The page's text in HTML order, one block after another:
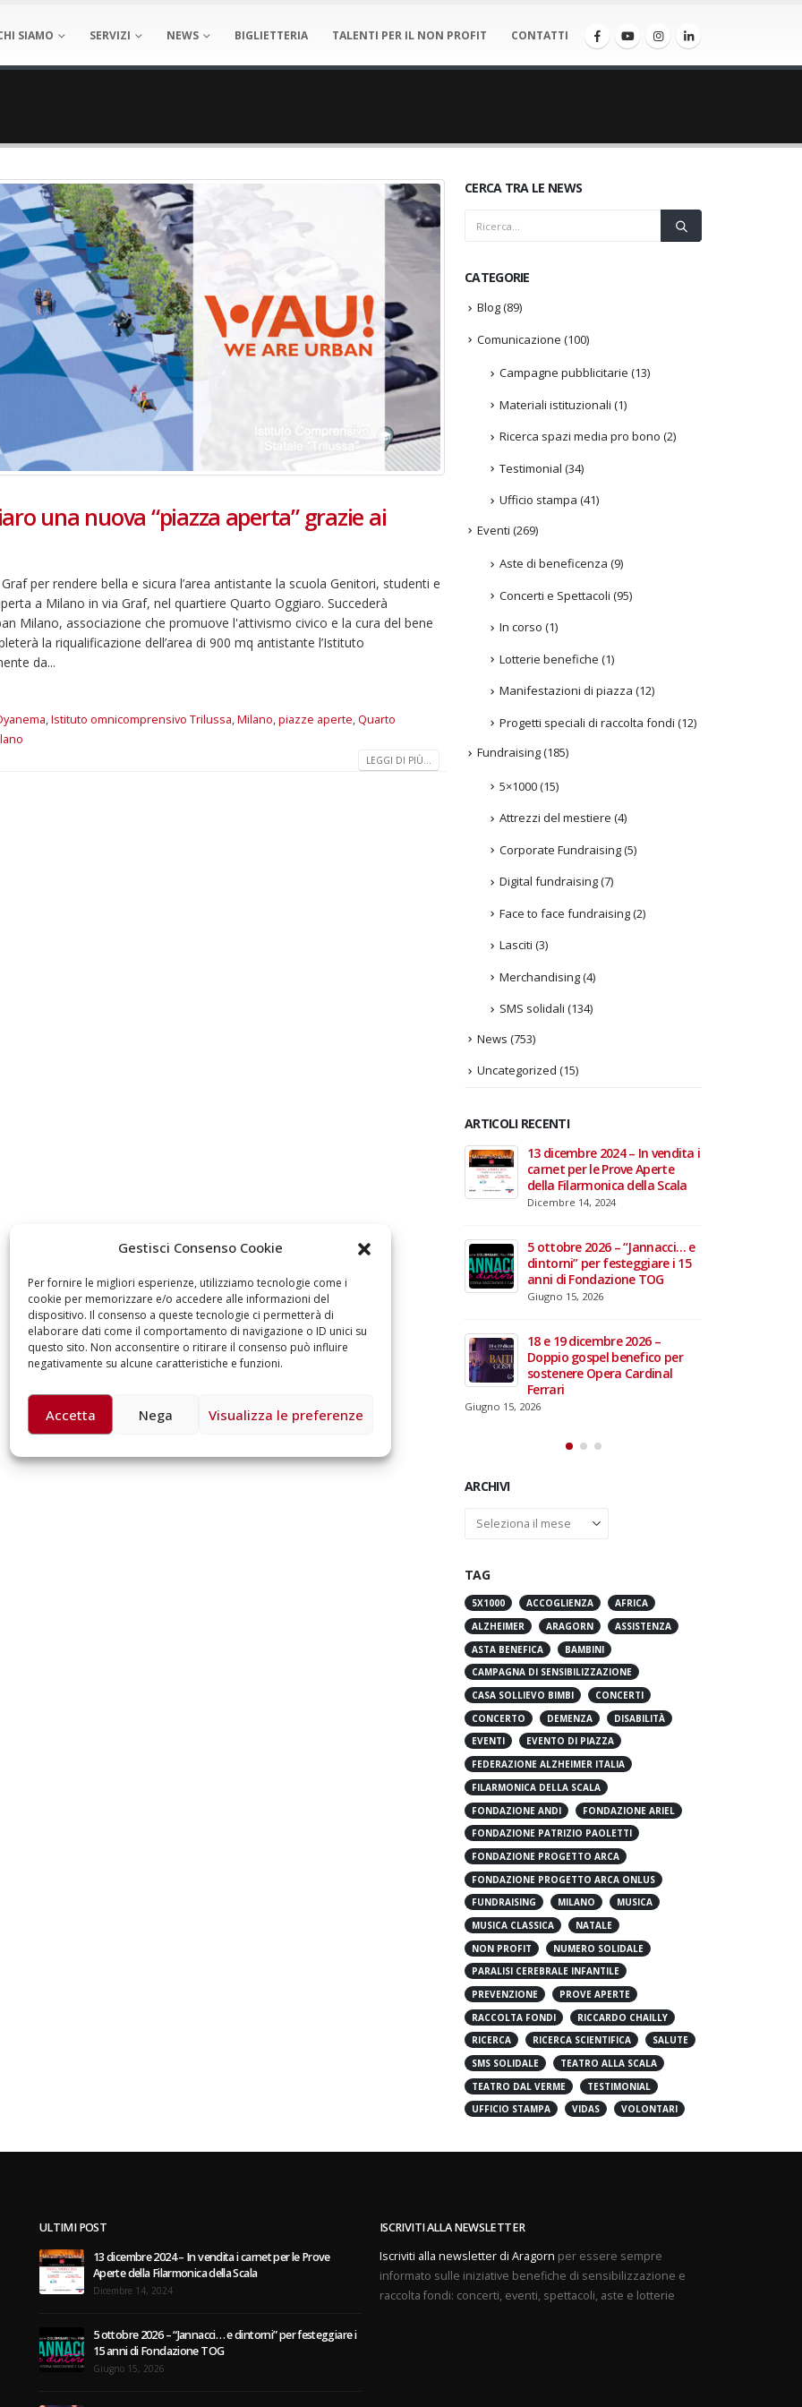
Gestisci Consenso Cookie
Per fornire le migliori esperienze, utilizziamo tecnologie come i
cookie per memorizzare e/o accedere alle informazioni del
dispositivo. Il consenso a queste tecnologie ci permetterà di
elaborare dati come il comportamento di navigazione o ID unici su
questo sito. Non acconsentire o ritirare il consenso può influire
negativamente su alcune caratteristiche e funzioni.
Accetta Nega Visualizza le preferenze
SIAMO SERVIZI NEWS BIGLIETTERIA TALENTI PER IL NON PROFIT CONTATTI
una nuova “piazza aperta” grazie ai
per rendere bella e sicura l’area antistante la scuola Genitori, studenti e
a Milano in via Graf, nel quartiere Quarto Oggiaro. Succederà
Milano, associazione che promuove l'attivismo civico e la cura del bene
la riqualificazione dell’area di 900 mq antistante l’Istituto
da...
,Istituto omnicomprensivo Trilussa,Milano,piazze aperte,Quarto
LEGGI DI PIÙ...
CERCA TRA LE NEWS
CATEGORIE
Blog(89)
Comunicazione (100)
Campagne pubblicitarie (13)
Materiali istituzionali (1)
Ricerca spazi media pro bono (2)
Testimonial (34)
Ufficio stampa (41)
Eventi (269)
Aste di beneficenza (9)
Concerti e Spettacoli (95)
In corso (1)
Lotterie benefiche (1)
Manifestazioni di piazza (12)
Progetti speciali di raccolta fondi (12)
Fundraising(185)
5×1000(15)
Attrezzi del mestiere (4)
Corporate Fundraising(5)
Digital fundraising(7)
Face to face fundraising(2)
Lasciti (3)
Merchandising(4)
SMS solidali (134)
News (753)
Uncategorized (15)
ARTICOLI RECENTI
17, 2026
5 ottobre 2026 – “Jannacci… e
anni di Fondazione TOG
Giugno 15, 2026
18 e 19 dicembre 2026 –
Doppio gospel benefico per
22 giugno 2026 – Terrazze del
Duomo: apertura serale
straordinaria per Fondazione
Cieli Azzurri
3 giugno 2026 – Al Teatro
Fraschini di Pavia il concerto
inaugurale di UniON –
Maggio 13, 2026
Un evento di Natale per
Aragorn
TAG
5X1000 ACCOGLIENZA
AFRICA
ALZHEIMER
ARAGORN
ASTA BENEFICA
BAMBINI
CAMPAGNA DI SENSIBILIZZAZIONE
CASA SOLLIEVO BIMBI
CONCERTI
CONCERTO
DEMENZA
DISABILITÀ
EVENTI
EVENTO DI PIAZZA
FEDERAZIONE ALZHEIMER ITALIA
FILARMONICA DELLA SCALA
FONDAZIONE ANDI
FONDAZIONE ARIEL
FONDAZIONE PATRIZIO PAOLETTI
FONDAZIONE PROGETTO ARCA
FONDAZIONE PROGETTO ARCA ONLUS
FUNDRAISING
MILANO
MUSICA
MUSICA CLASSICA
NATALE
NON PROFIT
NUMERO SOLIDALE
PARALISI CEREBRALE INFANTILE
PREVENZIONE
PROVE APERTE
RACCOLTA FONDI
RICCARDO CHAILLY
RICERCA
RICERCA SCIENTIFICA
SALUTE
SMS SOLIDALE
TEATRO ALLA SCALA
TEATRO DAL VERME
TESTIMONIAL
ULTIMI POST
13 dicembre 2024 – In vendita i carnet per le Prove
Aperte della Filarmonica della Scala
Dicembre 14, 2024
5 ottobre 2026 – “Jannacci… e dintorni” per festeggiare i
15 anni di Fondazione TOG
Giugno 15, 2026
Iscriviti alla newsletter di Aragornper essere sempre
informato sulle iniziative benefiche di sensibilizzazione e